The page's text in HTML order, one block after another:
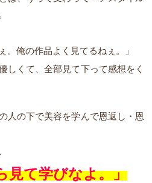
。俺の作品よく見てるねぇ。」
しくて、全部見て下って感想をく
人の下で美容を学んで恩返し・恩
見て学びなよ。」